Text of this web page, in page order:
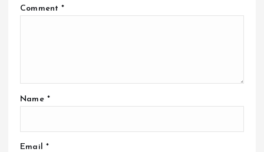
Comment*
Name *
Email *